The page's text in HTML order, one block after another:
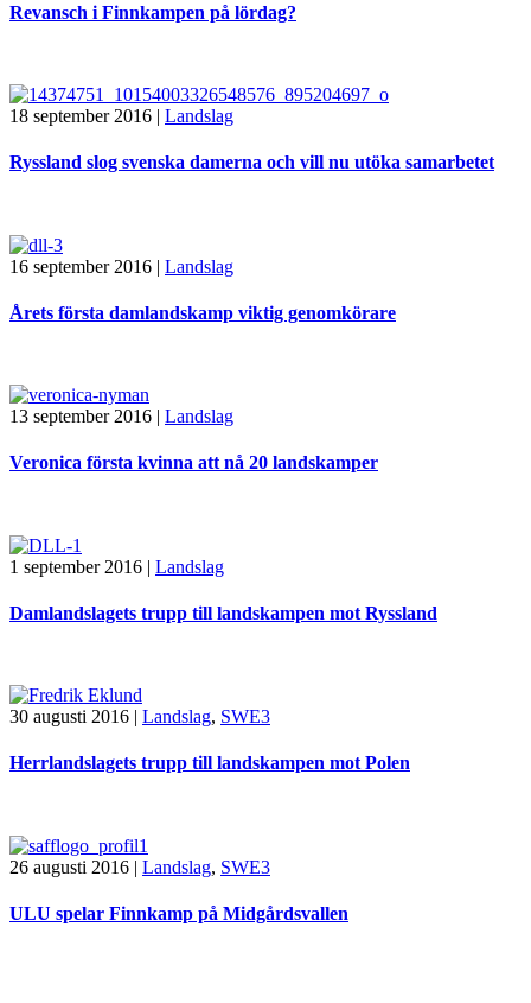
Revansch i Finnkampen på lördag?
18 september 2016 | Landslag
Ryssland slog svenska damerna och vill nu utöka samarbetet
16 september 2016 | Landslag
Årets första damlandskamp viktig genomkörare
13 september 2016 | Landslag
Veronica första kvinna att nå 20 landskamper
1 september 2016 | Landslag
Damlandslagets trupp till landskampen mot Ryssland
30 augusti 2016 | Landslag, SWE3
Herrlandslagets trupp till landskampen mot Polen
26 augusti 2016 | Landslag, SWE3
ULU spelar Finnkamp på Midgårdsvallen